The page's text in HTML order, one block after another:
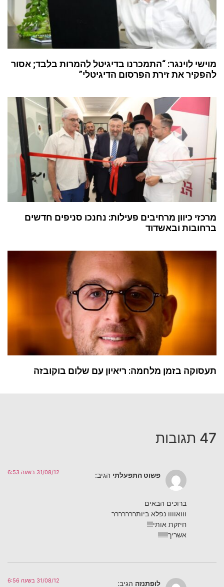
מוישי לוינגר: “התמכרנו בדיגיטל להמרות בלבד; אסור
להפקיר את זירת הפרסום הדיגיטלי”
מרכזי כיוון מרחיבים פעילות: נחנכו סניפים חדשים
ברחובות ובאשדוד
תעסוקה בזמן מלחמה: ריאיון עם שלום בוקובזה
47 תגובות
פשוט התפעלתי הגיב: 31/08/12 בשעה 6:53
ברוכים הבאים
ווואוווו נפלא ביותררררררר
חיזקת אותי!!!
אשריך!!!!!
לופתנזה הגיב: 31/08/12 בשעה 6:56